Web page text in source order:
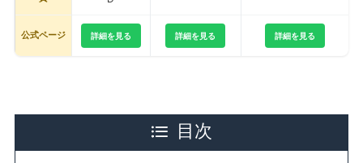
公式ページ 詳細を見る 詳細を見る 詳細を見る
目次